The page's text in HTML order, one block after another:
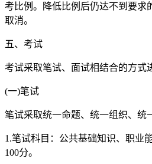
考比例。降低比例后仍达不到要求
取消。
五、考试
考试采取笔试、面试相结合的方式
(一)笔试
笔试采取统一命题、统一组织、统
1.笔试科目：公共基础知识、职业
100分。